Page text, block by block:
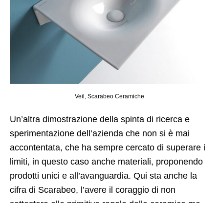
Veil, Scarabeo Ceramiche
Un’altra dimostrazione della spinta di ricerca e
sperimentazione dell’azienda che non si è mai
accontentata, che ha sempre cercato di superare i
limiti, in questo caso anche materiali, proponendo
prodotti unici e all’avanguardia. Qui sta anche la
cifra di Scarabeo, l’avere il coraggio di non